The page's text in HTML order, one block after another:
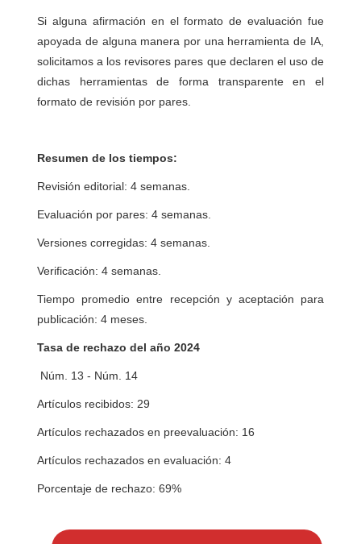
Si alguna afirmación en el formato de evaluación fue
apoyada de alguna manera por una herramienta de IA,
solicitamos a los revisores pares que declaren el uso de
dichas herramientas de forma transparente en el
formato de revisión por pares.
Resumen de los tiempos:
Revisión editorial: 4 semanas.
Evaluación por pares: 4 semanas.
Versiones corregidas: 4 semanas.
Verificación: 4 semanas.
Tiempo promedio entre recepción y aceptación para
publicación: 4 meses.
Tasa de rechazo del año 2024
Núm. 13 - Núm. 14
Artículos recibidos: 29
Artículos rechazados en preevaluación: 16
Artículos rechazados en evaluación: 4
Porcentaje de rechazo: 69%